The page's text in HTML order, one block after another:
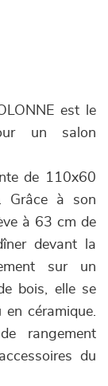
est le
un salon
de 110x60
Grâce à son
à 63 cm de
devant la
sur un
bois, elle se
céramique.
rangement
du